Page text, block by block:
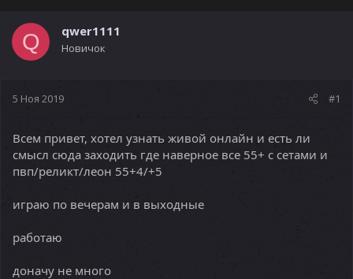
т
о
р
м
а
н
Q qwer1111
Новичок
5 Ноя 2019 #1
Всем привет, хотел узнать живой онлайн и есть ли
смысл сюда заходить где наверное все 55+ с сетами и
пвп/реликт/леон 55+4/+5
играю по вечерам и в выходные
работаю
доначу не много